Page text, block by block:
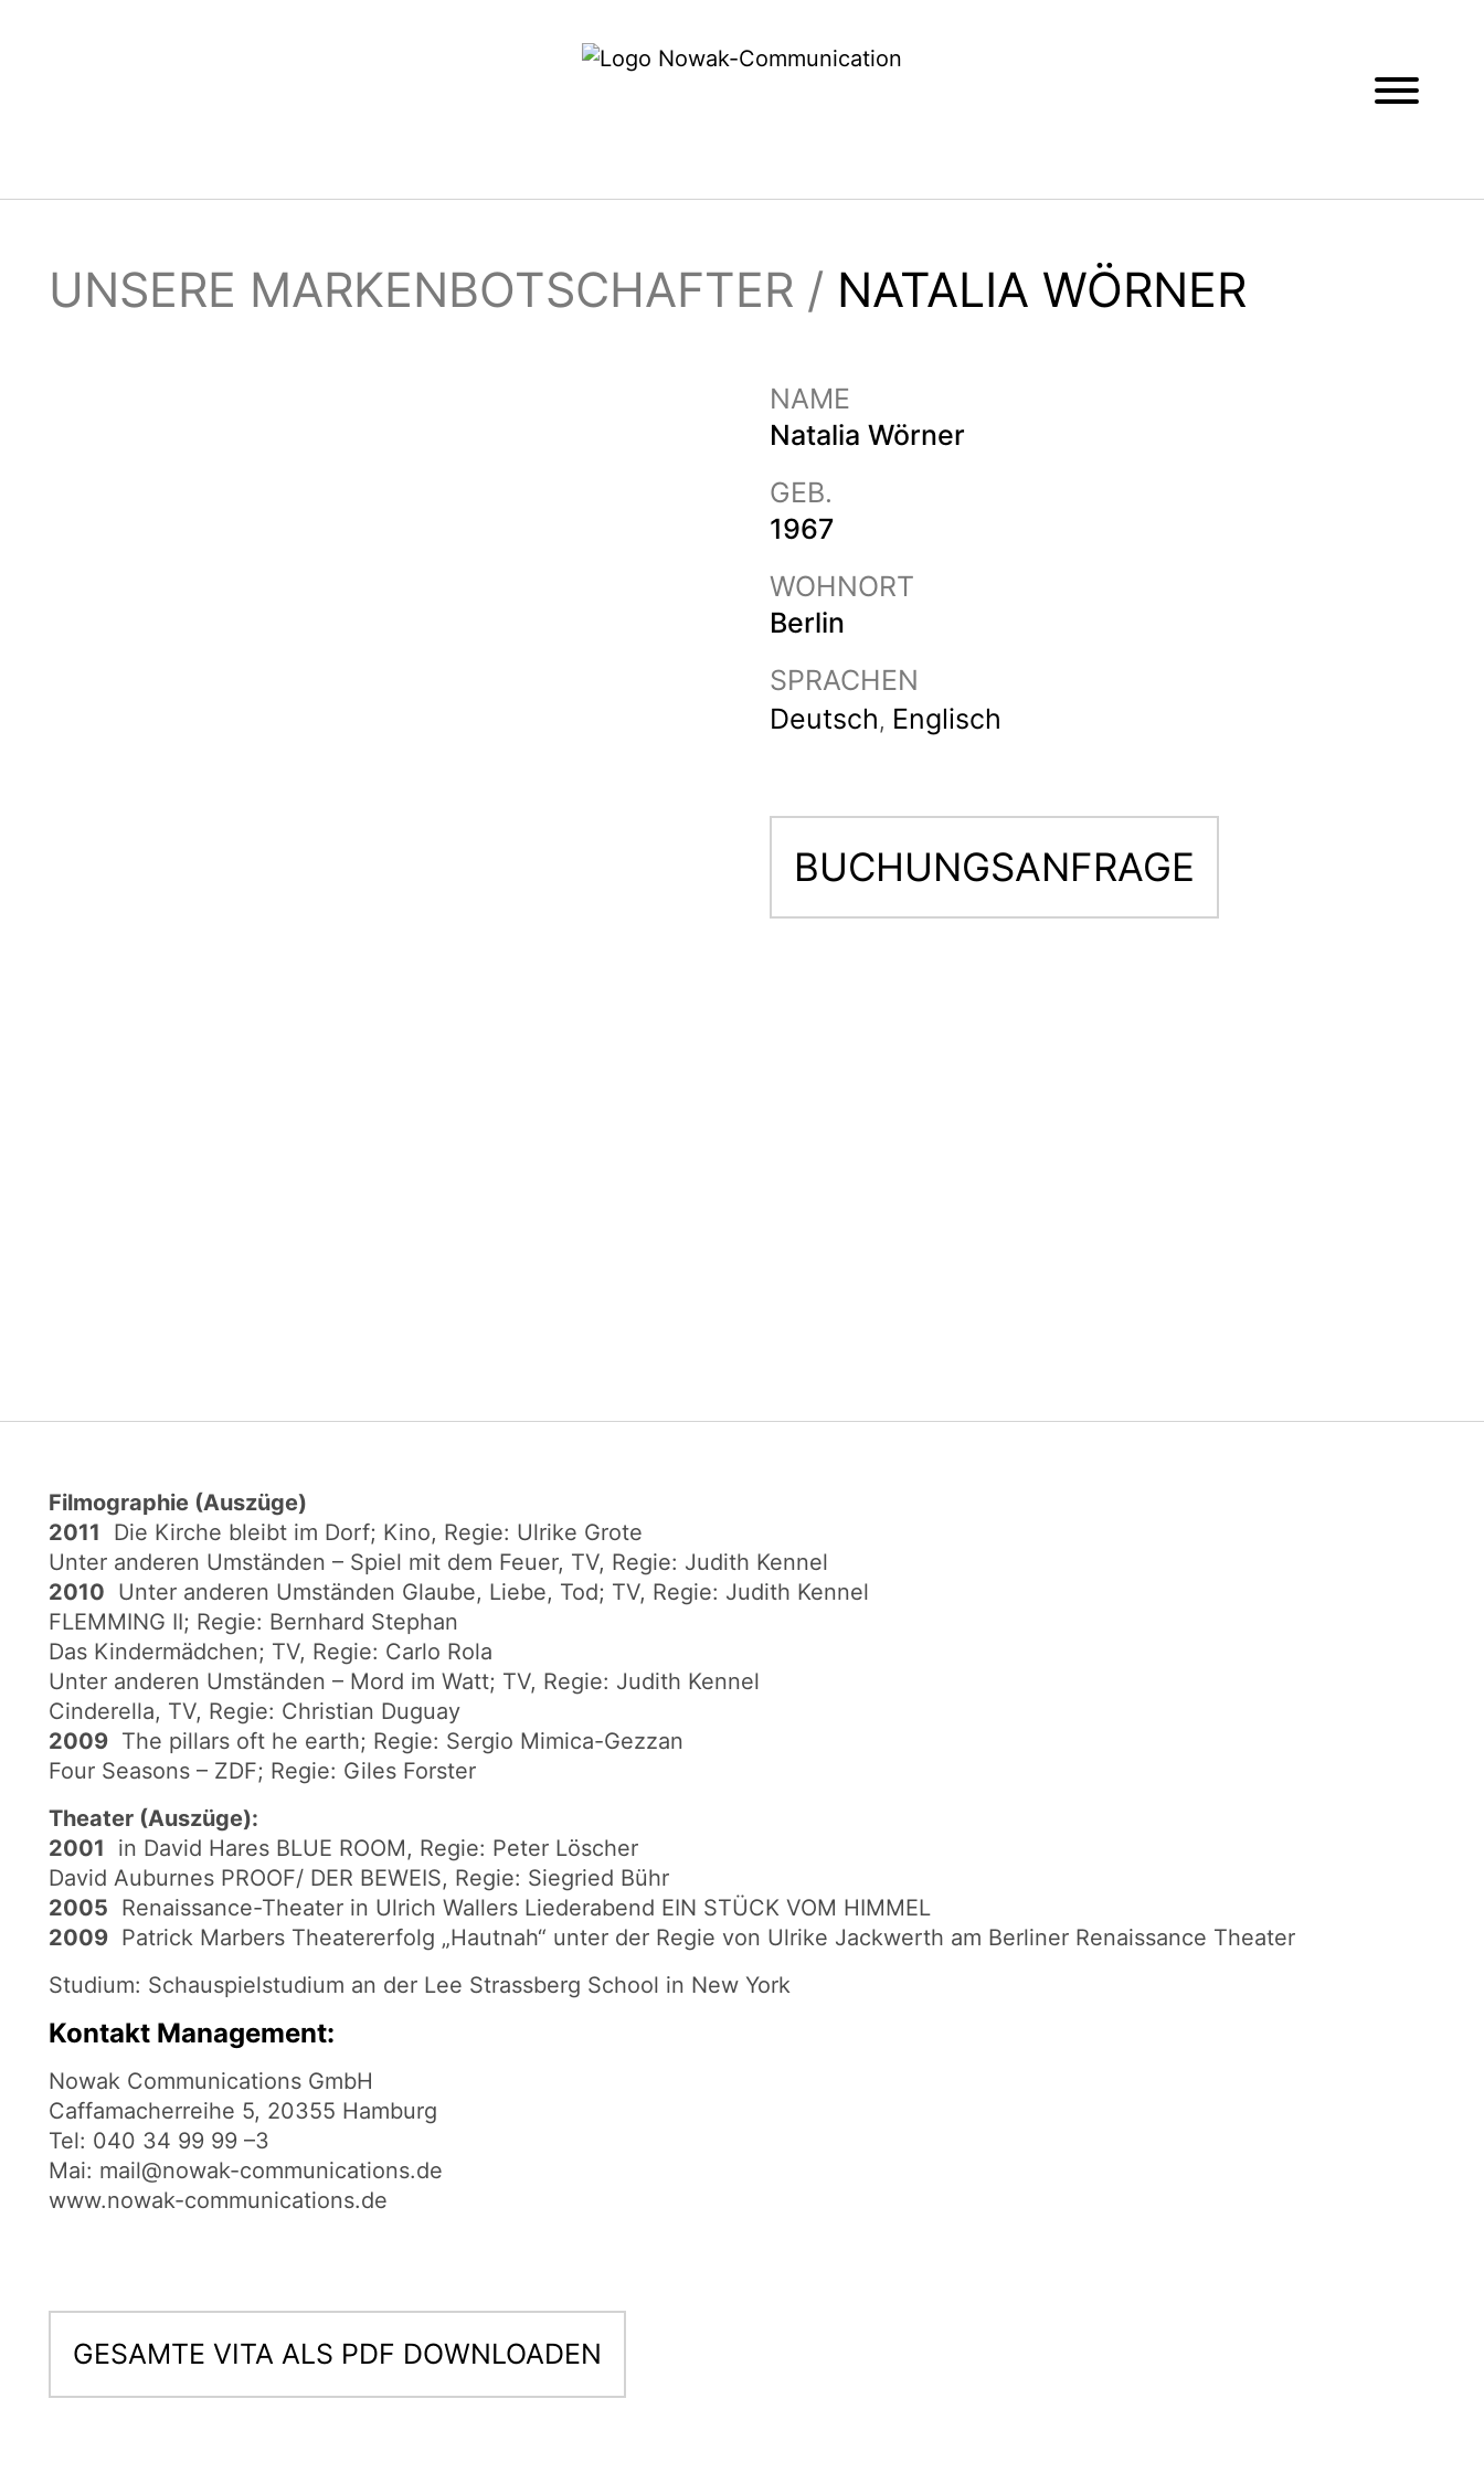
UNSERE MARKENBOTSCHAFTER / NATALIA WÖRNER
NAME
Natalia Wörner
GEB.
1967
WOHNORT
Berlin
SPRACHEN
Deutsch, Englisch
BUCHUNGSANFRAGE
Filmographie (Auszüge)
2011 Die Kirche bleibt im Dorf; Kino, Regie: Ulrike Grote
Unter anderen Umständen – Spiel mit dem Feuer, TV, Regie: Judith Kennel
2010 Unter anderen Umständen Glaube, Liebe, Tod; TV, Regie: Judith Kennel
FLEMMING II; Regie: Bernhard Stephan
Das Kindermädchen; TV, Regie: Carlo Rola
Unter anderen Umständen – Mord im Watt; TV, Regie: Judith Kennel
Cinderella, TV, Regie: Christian Duguay
2009 The pillars oft he earth; Regie: Sergio Mimica-Gezzan
Four Seasons – ZDF; Regie: Giles Forster
Theater (Auszüge):
2001 in David Hares BLUE ROOM, Regie: Peter Löscher
David Auburnes PROOF/ DER BEWEIS, Regie: Siegried Bühr
2005 Renaissance-Theater in Ulrich Wallers Liederabend EIN STÜCK VOM HIMMEL
2009 Patrick Marbers Theatererfolg „Hautnah“ unter der Regie von Ulrike Jackwerth am Berliner Renaissance Theater
Studium: Schauspielstudium an der Lee Strassberg School in New York
Kontakt Management:
Nowak Communications GmbH
Caffamacherreihe 5, 20355 Hamburg
Tel: 040 34 99 99 –3
Mai: mail@nowak-communications.de
www.nowak-communications.de
GESAMTE VITA ALS PDF DOWNLOADEN